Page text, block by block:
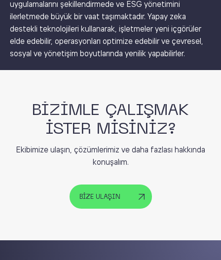
uygulamalarını şekillendirmede ve ESG yönetimini
ilerletmede büyük bir vaat taşımaktadır. Yapay zeka
destekli teknolojileri kullanarak, işletmeler yeni içgörüler
elde edebilir, operasyonları optimize edebilir ve çevresel,
sosyal ve yönetişim boyutlarında yenilik yapabilirler.
BİZİMLE ÇALIŞMAK
İSTER MİSİNİZ?
Ekibimize ulaşın, çözümlerimiz ve daha fazlası hakkında
konuşalım.
BİZE ULAŞIN